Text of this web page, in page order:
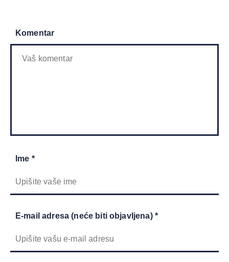
Komentar
Ime *
E-mail adresa (neće biti objavljena) *